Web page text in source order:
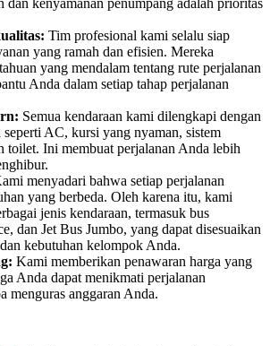
dan kenyamanan penumpang adalah prioritas
Tim profesional kami selalu siap
yang ramah dan efisien. Mereka
yang mendalam tentang rute perjalanan
Anda dalam setiap tahap perjalanan
Semua kendaraan kami dilengkapi dengan
seperti AC, kursi yang nyaman, sistem
toilet. Ini membuat perjalanan Anda lebih
menyadari bahwa setiap perjalanan
yang berbeda. Oleh karena itu, kami
jenis kendaraan, termasuk bus
dan Jet Bus Jumbo, yang dapat disesuaikan
kebutuhan kelompok Anda.
Kami memberikan penawaran harga yang
Anda dapat menikmati perjalanan
menguras anggaran Anda.